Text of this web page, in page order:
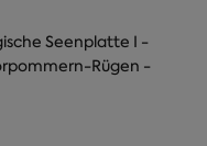
Seenplatte I -
Rügen -